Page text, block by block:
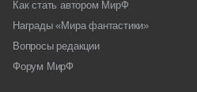
Как стать автором МирФ
Награды «Мира фантастики»
Вопросы редакции
Форум МирФ